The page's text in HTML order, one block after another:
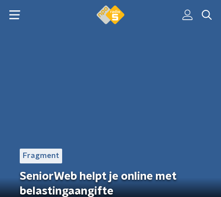
Fragment
SeniorWeb helpt je online met
belastingaangifte